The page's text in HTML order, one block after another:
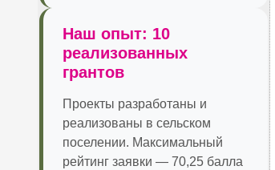
Наш опыт: 10
реализованных
грантов
Проекты разработаны и
реализованы в сельском
поселении. Максимальный
рейтинг заявки — 70,25 балла